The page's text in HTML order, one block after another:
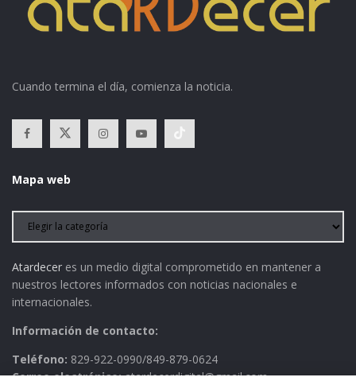
Cuando termina el día, comienza la noticia.
Mapa web
Atardecer es un medio digital comprometido en mantener a
nuestros lectores informados con noticias nacionales e
internacionales.
Información de contacto:
Teléfono: 829-922-0990/849-879-0624
Correo electrónico:atardecerdigital@gmail.com